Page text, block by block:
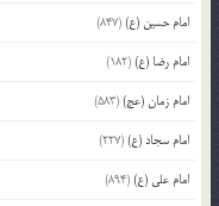
امام حسین (ع)(847)
امام رضا (ع)(182)
امام زمان (عج)(583)
امام سجاد (ع)(227)
امام علی (ع)(894)